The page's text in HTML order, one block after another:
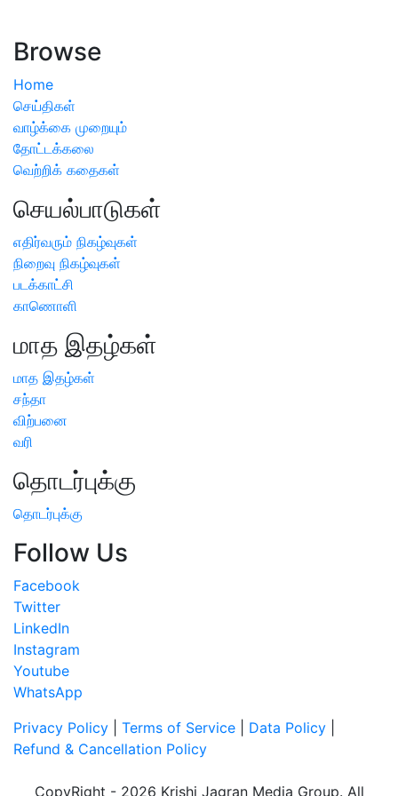
Browse
Home
செய்திகள்
வாழ்க்கை முறையும்
தோட்டக்கலை
வெற்றிக் கதைகள்
செயல்பாடுகள்
எதிர்வரும் நிகழ்வுகள்
நிறைவு நிகழ்வுகள்
படக்காட்சி
காணொளி
மாத இதழ்கள்
மாத இதழ்கள்
சந்தா
விற்பனை
வரி
தொடர்புக்கு
தொடர்புக்கு
Follow Us
Facebook
Twitter
LinkedIn
Instagram
Youtube
WhatsApp
Privacy Policy
Terms of Service Data Policy
Refund & Cancellation Policy
CopyRight - 2026 Krishi Jagran Media Group. All